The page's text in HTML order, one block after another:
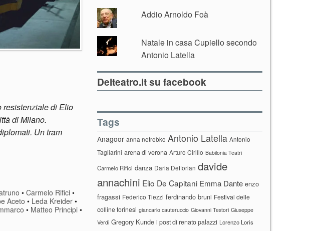
resistenziale di Elio
di Milano.
Un tram
•Carmelo Rifici •
Aceto • Leda Kreider •
• Matteo Principi •
Addio Arnoldo Foà
Natale in casa Cupiello secondo
Antonio Latella
Delteatro.it su facebook
Tags
Anagoor anna netrebko Antonio Latella Antonio
Tagliarini arena di verona Arturo Cirillo Babilonia Teatri
Carmelo Rifici danza Daria Deflorian davide
annachini Elio De Capitani Emma Dante enzo
fragassi Federico Tiezzi ferdinando bruni Festival delle
colline torinesi giancarlo cauteruccio Giovanni Testori Giuseppe
Verdi Gregory Kunde i post di renato palazzi Lorenzo Loris